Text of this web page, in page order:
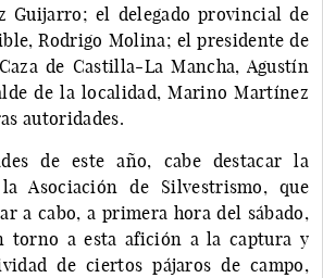
Guijarro; el delegado provincial de
Rodrigo Molina; el presidente de
de Castilla-La Mancha, Agustín
de la localidad, Marino Martínez
autoridades.
de este año, cabe destacar la
Asociación de Silvestrismo, que
a cabo, a primera hora del sábado,
torno a esta afición a la captura y
de ciertos pájaros de campo,